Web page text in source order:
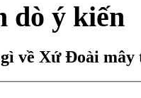
dò ý kiến
về Xứ Đoài mây